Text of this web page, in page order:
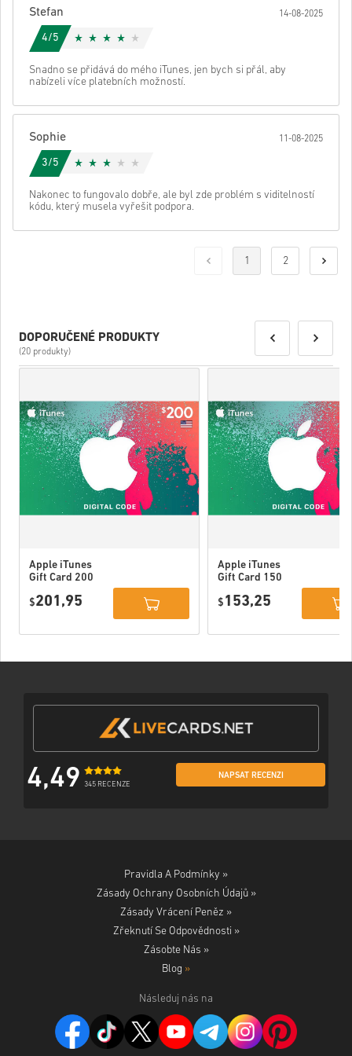
Stefan 14-08-2025
4/5
Snadno se přidává do mého iTunes, jen bych si přál, aby
nabízeli více platebních možností.
Sophie 11-08-2025
3/5
Nakonec to fungovalo dobře, ale byl zde problém s viditelností
kódu, který musela vyřešit podpora.
1 2
DOPORUČENÉ PRODUKTY
(20 produkty)
Apple iTunes
Gift Card 200
$201,95
Apple iTunes
Gift Card 150
$ 153,25
4,49 345 RECENZE
NAPSAT RECENZI
Pravidla A Podmínky »
Zásady Ochrany Osobních Údajů »
Zásady Vrácení Peněz »
Zřeknutí Se Odpovědnosti »
Zásobte Nás »
Blog »
Následuj nás na